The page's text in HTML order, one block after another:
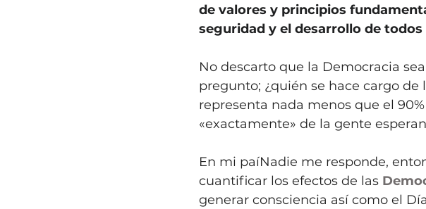
de valores y principios
seguridad y el desarrollo de
No descarto que la Democracia
pregunto; ¿quién se hace cargo
representa nada menos que el
«exactamente» de la gente
En mi paíNadie me responde,
cuantificar los efectos de las
generar consciencia así como el